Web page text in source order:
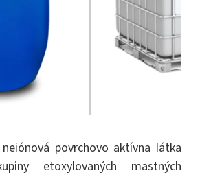
povrchovo aktívna látka
etoxylovaných mastných